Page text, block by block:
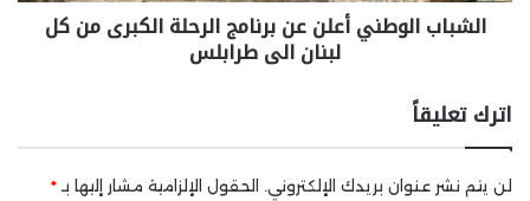
الشباب الوطني أعلن عن برنامج الرحلة الكبرى من كل
لبنان الى طرابلس
اترك تعليقاً
لن يتم نشر عنوان بريدك الإلكتروني. الحقول الإلزامية مشار إليها بـ*